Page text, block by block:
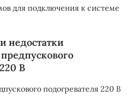
для подключения к системе
недостатки
В
подогревателя 220 В